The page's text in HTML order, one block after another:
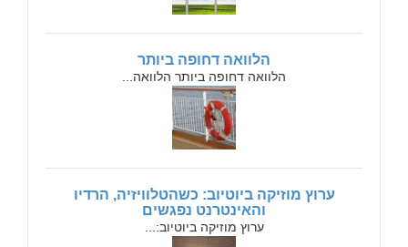
הלוואה דחופה ביותר
הלוואה דחופה ביותר הלוואה...
ערוץ מוזיקה ביוטיוב: כשהטלוויזיה, הרדיו
והאינטרנט נפגשים
ערוץ מוזיקה ביוטיוב:...